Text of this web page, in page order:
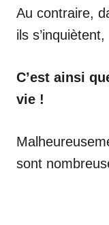
Au contraire,
ils
C’est ainsi
vie !
sont